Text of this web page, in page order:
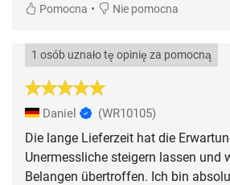
Pomocna • Nie pomocna
1 osób uznało tę opinię za pomocną
Daniel (WR10105)
Die lange Lieferzeit hat die
Unermessliche steigern lassen und
Belangen übertroffen. Ich bin